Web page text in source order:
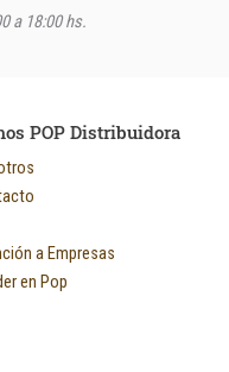
a 18:00 hs.
POP Distribuidora
a Empresas
en Pop